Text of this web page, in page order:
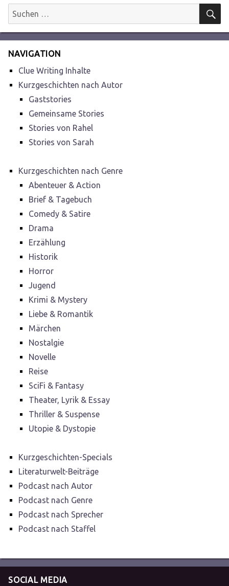
Suchen
nach:
NAVIGATION
Clue Writing Inhalte
Kurzgeschichten nach Autor
Gaststories
Gemeinsame Stories
Stories von Rahel
Stories von Sarah
Kurzgeschichten nach Genre
Abenteuer & Action
Brief & Tagebuch
Comedy & Satire
Drama
Erzählung
Historik
Horror
Jugend
Krimi & Mystery
Liebe & Romantik
Märchen
Nostalgie
Novelle
Reise
SciFi & Fantasy
Theater, Lyrik & Essay
Thriller & Suspense
Utopie & Dystopie
Kurzgeschichten-Specials
Literaturwelt-Beiträge
Podcast nach Autor
Podcast nach Genre
Podcast nach Sprecher
Podcast nach Staffel
SOCIAL MEDIA